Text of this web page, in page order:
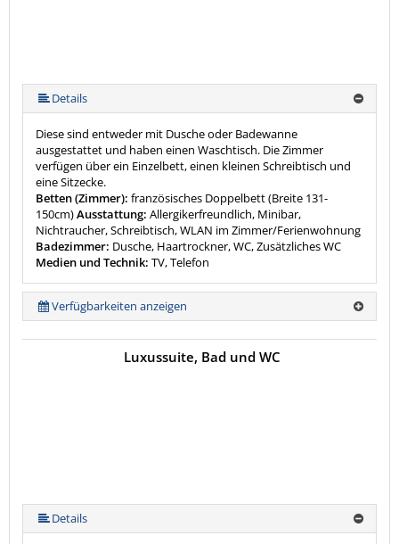
Details
Diese sind entweder mit Dusche oder Badewanne
ausgestattet und haben einen Waschtisch. Die Zimmer
verfügen über ein Einzelbett, einen kleinen Schreibtisch und
eine Sitzecke.
Betten (Zimmer): französisches Doppelbett (Breite 131-
150cm)Ausstattung: Allergikerfreundlich, Minibar,
Nichtraucher, Schreibtisch, WLAN im Zimmer/Ferienwohnung
Badezimmer: Dusche, Haartrockner, WC, Zusätzliches WC
Medien und Technik: TV, Telefon
Verfügbarkeiten anzeigen
Luxussuite, Bad und WC
Details